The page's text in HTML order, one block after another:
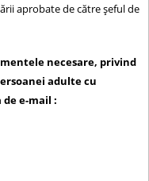
aprobate de către şeful de
necesare, privind
adulte cu
e-mail :